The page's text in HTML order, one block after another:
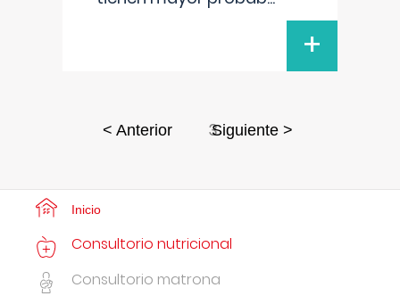
+
< Anterior 3Siguiente >
Inicio
Consultorio nutricional
Consultorio matrona